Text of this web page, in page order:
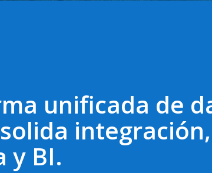
unificada de
integración,
y BI.